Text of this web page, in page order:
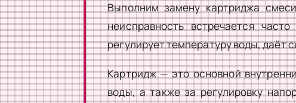
Выполним замену картриджа
неисправность встречается
регулирует температуру воды, даёт
Картридж — это основной
воды, а также за регулировку